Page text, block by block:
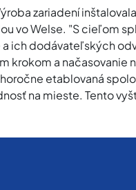
zariadení
vo Welse. "S cieľom
ich dodávateľských
krokom a načasovanie
etablovaná
na mieste. Tento